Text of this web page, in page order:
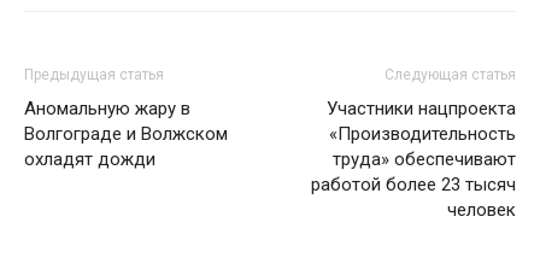
Предыдущая статья
Аномальную жару в
Волгограде и Волжском
охладят дожди
Следующая статья
Участники нацпроекта
«Производительность
труда» обеспечивают
работой более 23 тысяч
человек